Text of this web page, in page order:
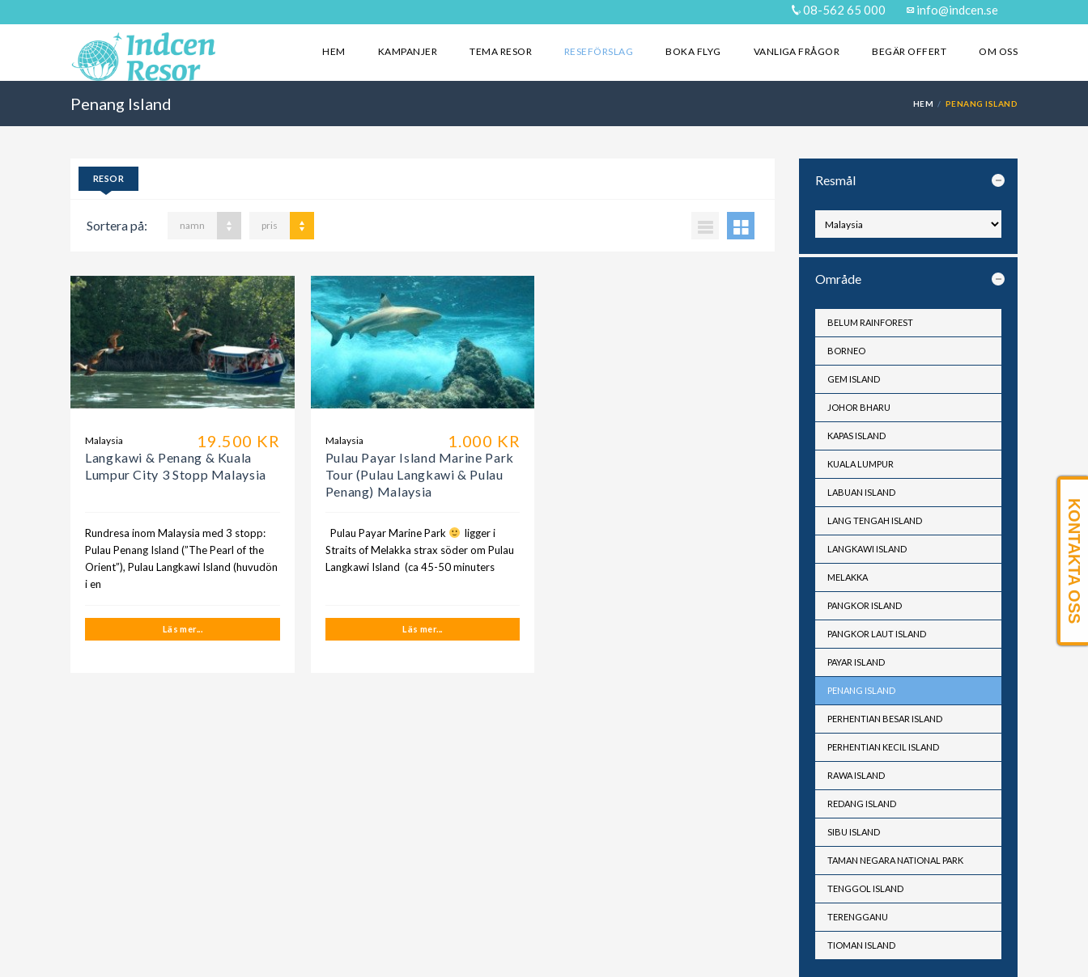
08-562 65 000 info@indcen.se
HEM KAMPANJER TEMA RESOR RESEFÖRSLAG BOKA FLYG VANLIGA FRÅGOR BEGÄR OFFERT OM OSS
Penang Island HEM PENANG ISLAND
RESOR
Sortera på: namn pris
19.500 KR
Malaysia
Langkawi & Penang & Kuala
Lumpur City 3 Stopp Malaysia
Rundresa inom Malaysia med 3 stopp:
Pulau Penang Island (”The Pearl of the
Orient”), Pulau Langkawi Island (huvudön
i en
Läs mer...
1.000 KR
Malaysia
Pulau Payar Island Marine Park
Tour (Pulau Langkawi & Pulau
Penang) Malaysia
Pulau Payar Marine Park
ligger i
Straits of Melakka strax söder om Pulau
Langkawi Island (ca 45-50 minuters
Läs mer...
Resmål
Område
BELUM RAINFOREST
BORNEO
GEM ISLAND
JOHOR BHARU
KAPAS ISLAND
KUALA LUMPUR
LABUAN ISLAND
LANG TENGAH ISLAND
LANGKAWI ISLAND
MELAKKA
PANGKOR ISLAND
PANGKOR LAUT ISLAND
PAYAR ISLAND
PENANG ISLAND
PERHENTIAN BESAR ISLAND
PERHENTIAN KECIL ISLAND
RAWA ISLAND
REDANG ISLAND
SIBU ISLAND
TAMAN NEGARA NATIONAL PARK
TENGGOL ISLAND
TERENGGANU
TIOMAN ISLAND
KONTAKTA OSS